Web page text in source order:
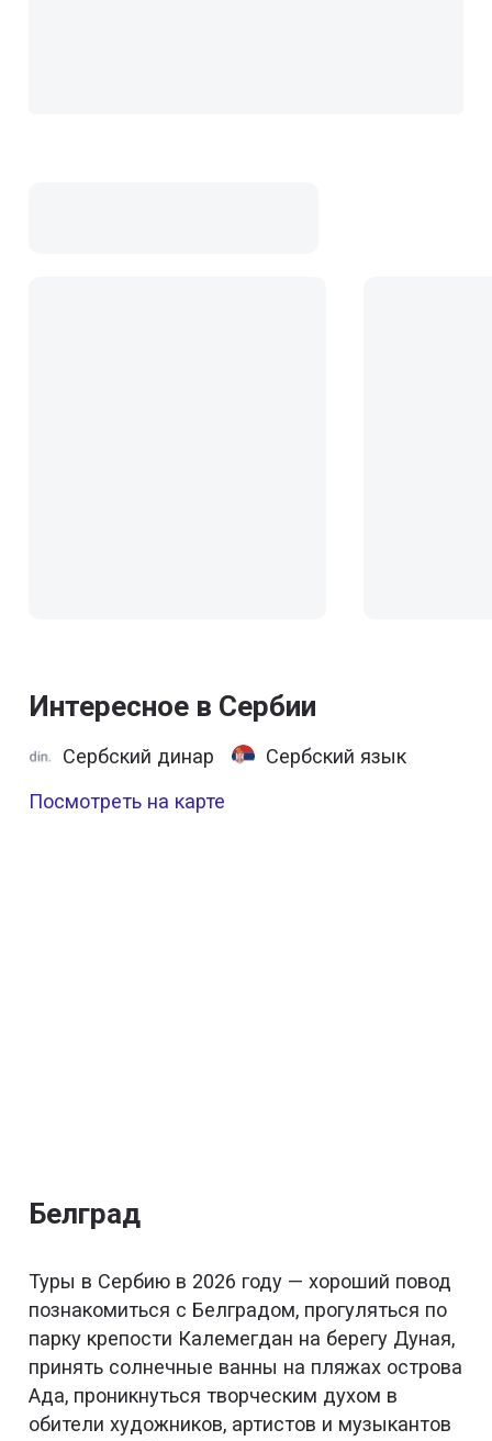
Интересное в Сербии
Сербский динар
Сербский язык
Посмотреть на карте
Белград
Туры в Сербию в 2026 году — хороший повод
познакомиться с Белградом, прогуляться по
парку крепости Калемегдан на берегу Дуная,
принять солнечные ванны на пляжах острова
Ада, проникнуться творческим духом в
обители художников, артистов и музыкантов